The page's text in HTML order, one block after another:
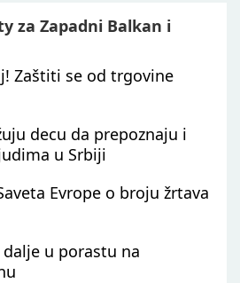
za Zapadni Balkan i
Zaštiti se od trgovine
decu da prepoznaju i
u Srbiji
Evrope o broju žrtava
u porastu na